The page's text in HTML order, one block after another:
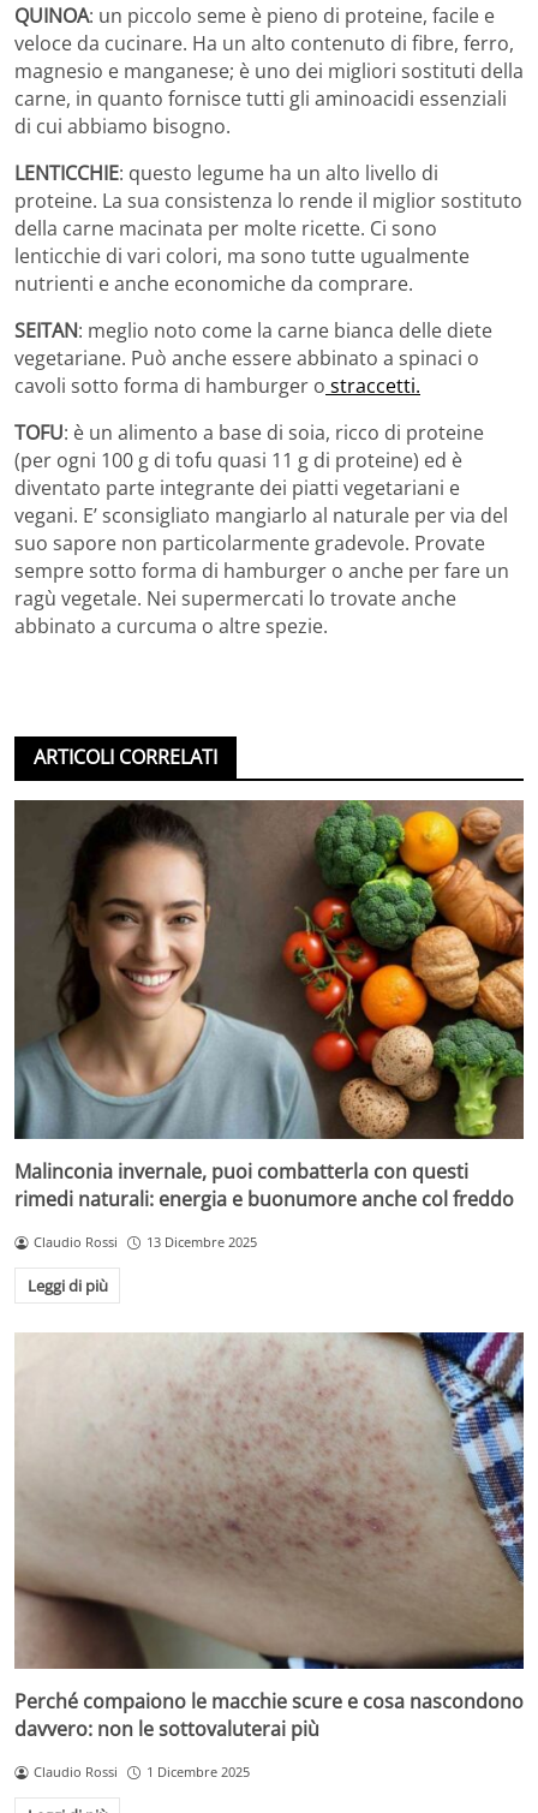
QUINOA: un piccolo seme è pieno di proteine, facile e
veloce da cucinare. Ha un alto contenuto di fibre, ferro,
magnesio e manganese; è uno dei migliori sostituti della
carne, in quanto fornisce tutti gli aminoacidi essenziali
di cui abbiamo bisogno.
LENTICCHIE: questo legume ha un alto livello di
proteine. La sua consistenza lo rende il miglior sostituto
della carne macinata per molte ricette. Ci sono
lenticchie di vari colori, ma sono tutte ugualmente
nutrienti e anche economiche da comprare.
SEITAN: meglio noto come la carne bianca delle diete
vegetariane. Può anche essere abbinato a spinaci o
cavoli sotto forma di hamburger o straccetti.
TOFU: è un alimento a base di soia, ricco di proteine ​​
(per ogni 100 g di tofu quasi 11 g di proteine) ed è
diventato parte integrante dei piatti vegetariani e
vegani. E’ sconsigliato mangiarlo al naturale per via del
suo sapore non particolarmente gradevole. Provate
sempre sotto forma di hamburger o anche per fare un
ragù vegetale. Nei supermercati lo trovate anche
abbinato a curcuma o altre spezie.
ARTICOLI CORRELATI
Malinconia invernale, puoi combatterla con questi
rimedi naturali: energia e buonumore anche col freddo
Claudio Rossi 13 Dicembre 2025
Leggi di più
Perché compaiono le macchie scure e cosa nascondono
davvero: non le sottovaluterai più
Claudio Rossi 1 Dicembre 2025